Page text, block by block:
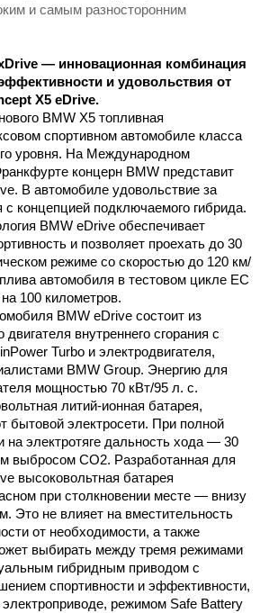
и самым разносторонним
— инновационная комбинация
и удовольствия от
X5 eDrive.
BMW X5 топливная
спортивном автомобиле класса
уровня. На Международном
концерн BMW представит
В автомобиле удовольствие за
концепцией подключаемого гибрида.
BMW eDrive обеспечивает
и позволяет проехать до 30
режиме со скоростью до 120 км/
автомобиля в тестовом цикле ЕС
100 километров.
BMW eDrive состоит из
внутреннего сгорания с
Turbo и электродвигателя,
BMW Group. Энергию для
мощностью 70 кВт/95 л. с.
литий-ионная батарея,
бытовой электросети. При полной
на электротяге дальность хода — 30
выбросом CO2. Разработанная для
высоковольтная батарея
при столкновении месте — внизу
Это не влияет на вместительность
от необходимости, а также
выбирать между тремя режимами
гибридным приводом с
спортивности и эффективности,
режимом Safe Battery